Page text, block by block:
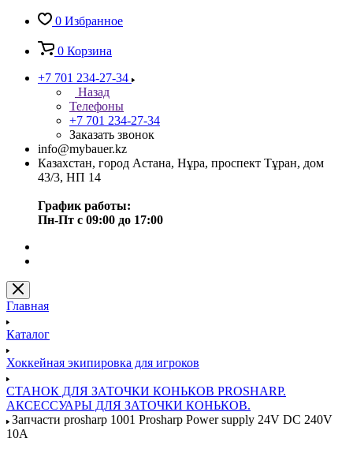
0 Избранное
0 Корзина
+7 701 234-27-34
Назад
Телефоны
+7 701 234-27-34
Заказать звонок
info@mybauer.kz
Казахстан, город Астана, Нұра, проспект Тұран, дом
43/3, НП 14
График работы:
Пн-Пт с 09:00 до 17:00
Главная
Каталог
Хоккейная экипировка для игроков
СТАНОК ДЛЯ ЗАТОЧКИ КОНЬКОВ PROSHARP.
АКСЕССУАРЫ ДЛЯ ЗАТОЧКИ КОНЬКОВ.
Запчасти prosharp 1001 Prosharp Power supply 24V DC 240V
10A